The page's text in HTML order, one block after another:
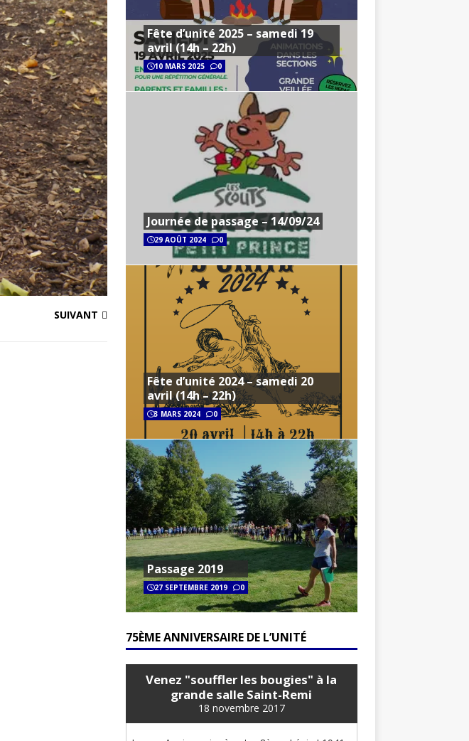
SUIVANT
Fête d’unité 2025 – samedi 19
avril (14h – 22h)
10 MARS 2025 0
Journée de passage – 14/09/24
29 AOÛT 2024 0
Fête d’unité 2024 – samedi 20
avril (14h – 22h)
3 MARS 2024 0
Passage 2019
27 SEPTEMBRE 2019 0
75ÈME ANNIVERSAIRE DE L’UNITÉ
Venez "souffler les bougies" à la
grande salle Saint-Remi
18 novembre 2017